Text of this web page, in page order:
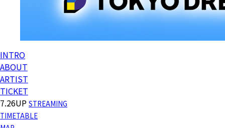
INTRO
ABOUT
ARTIST
TICKET
7.26UP STREAMING
TIMETABLE